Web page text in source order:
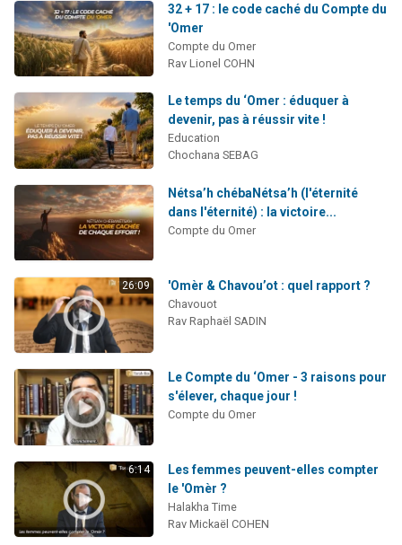
32 + 17 : le code caché du Compte du
'Omer
Compte du Omer
Rav Lionel COHN
Le temps du ‘Omer : éduquer à
devenir, pas à réussir vite !
Education
Chochana SEBAG
Nétsa’h chébaNétsa’h (l'éternité
dans l'éternité) : la victoire...
Compte du Omer
26:09 'Omèr & Chavou’ot : quel rapport ?
Chavouot
Rav Raphaël SADIN
Le Compte du ‘Omer - 3 raisons pour
s'élever, chaque jour !
Compte du Omer
6:14
Les femmes peuvent-elles compter
le 'Omèr ?
Halakha Time
Rav Mickaël COHEN